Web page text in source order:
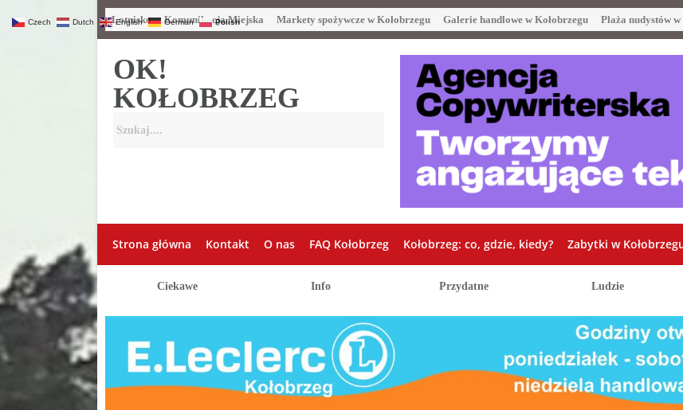
Lotnisko Komunikacja Miejska Markety spożywcze w Kołobrzegu Galerie handlowe w Kołobrzegu Plaża nudystów
OK!
KOŁOBRZEG
Strona główna Kontakt O nas FAQ Kołobrzeg Kołobrzeg: co, gdzie, kiedy? Zabytki w
Ciekawe Info Przydatne Ludzie
Czech Dutch English German Polish